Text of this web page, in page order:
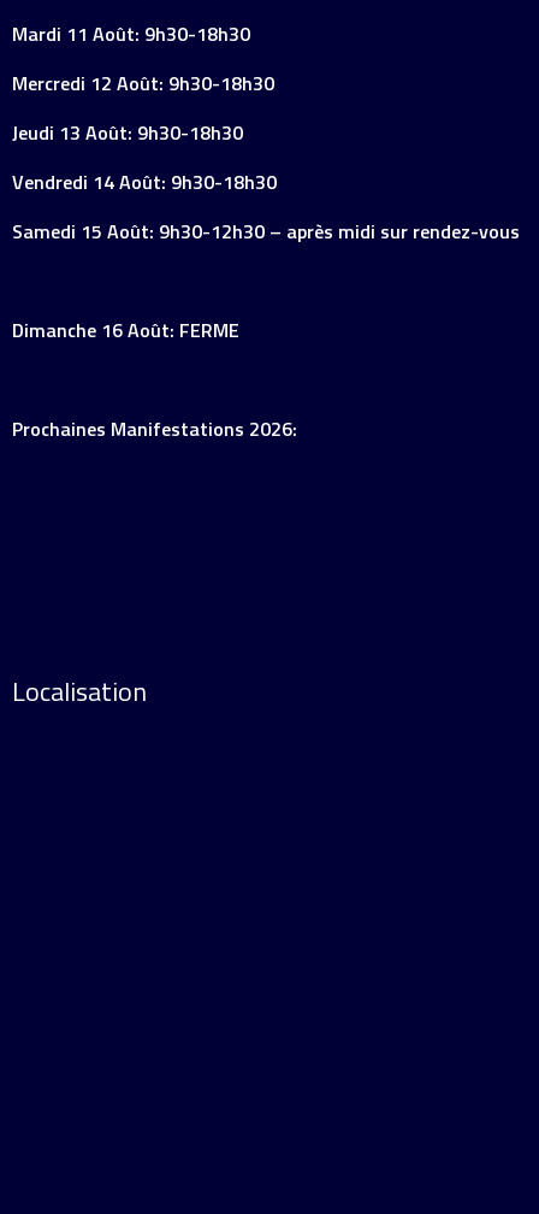
Mardi 11 Août: 9h30-18h30
Mercredi 12 Août: 9h30-18h30
Jeudi 13 Août: 9h30-18h30
Vendredi 14 Août: 9h30-18h30
Samedi 15 Août: 9h30-12h30 – après midi sur rendez-vous
Dimanche 16 Août: FERME
Prochaines Manifestations 2026:
Localisation